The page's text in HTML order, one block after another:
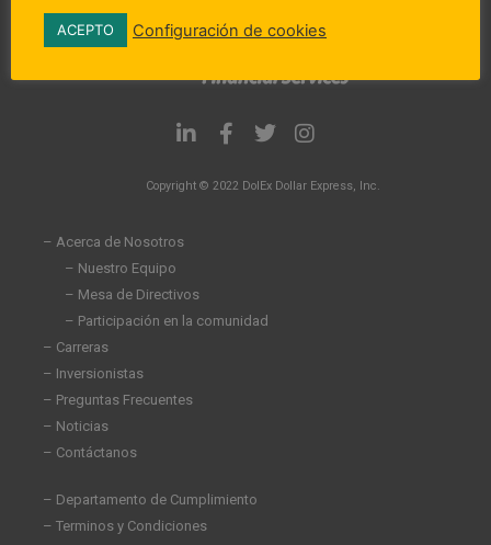
L
i
k
-
i
F
a
e
f
T
w
t
I
n
t
Copyright © 2022 DolEx Dollar Express, Inc.
– Acerca de Nosotros
– Nuestro Equipo
– Mesa de Directivos
– Participación en la comunidad
– Carreras
– Inversionistas
– Preguntas Frecuentes
– Noticias
– Contáctanos
– Departamento de Cumplimiento
– Terminos y Condiciones
ACEPTO Configuración de cookies